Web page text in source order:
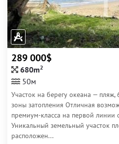
289 000$
680m2
50м
Участок на берегу океана — пляж,
зоны затопления Отличная
премиум-класса на первой линии
Уникальный земельный участок
расположен...